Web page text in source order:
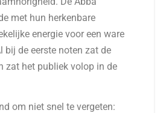
met hun herkenbare
energie voor een ware
bij de eerste noten zat de
zat het publiek volop in de
om niet snel te vergeten: